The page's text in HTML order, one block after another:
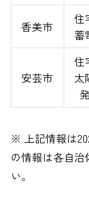
香美市
住
蓄
安芸市
住
太
※ 上記情報は
の情報は各自
い。